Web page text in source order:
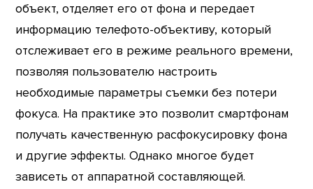
объект, отделяет его от фона и передает
информацию телефото-объективу, который
отслеживает его в режиме реального времени,
позволяя пользователю настроить
необходимые параметры съемки без потери
фокуса. На практике это позволит смартфонам
получать качественную расфокусировку фона
и другие эффекты. Однако многое будет
зависеть от аппаратной составляющей.